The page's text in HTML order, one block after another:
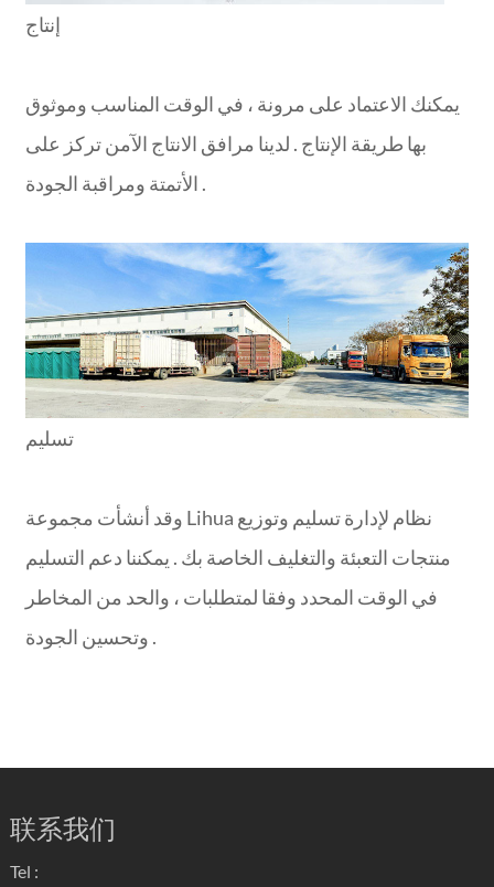
إنتاج
يمكنك الاعتماد على مرونة ، في الوقت المناسب وموثوق
بها طريقة الإنتاج . لدينا مرافق الانتاج الآمن تركز على
الأتمتة ومراقبة الجودة .
تسليم
وقد أنشأت مجموعة Lihua نظام لإدارة تسليم وتوزيع
منتجات التعبئة والتغليف الخاصة بك . يمكننا دعم التسليم
في الوقت المحدد وفقا لمتطلبات ، والحد من المخاطر
وتحسين الجودة .
联系我们
Tel :